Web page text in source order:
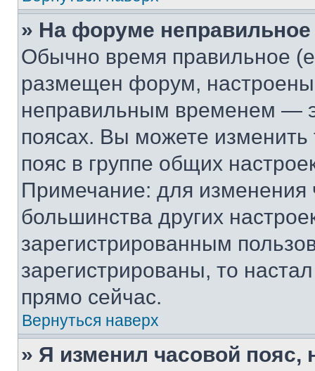
» На форуме
Обычно время правильное
размещен форум, настроены
неправильным временем —
поясах. Вы можете изменить
пояс в группе общих
Примечание: для изменения
большинства других
зарегистрированным
зарегистрированы, то
прямо сейчас.
Вернуться наверх
» Я изменил часовой пояс,